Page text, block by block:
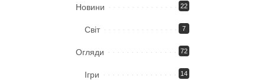
Новини 22
Світ 7
Огляди 72
Ігри 14